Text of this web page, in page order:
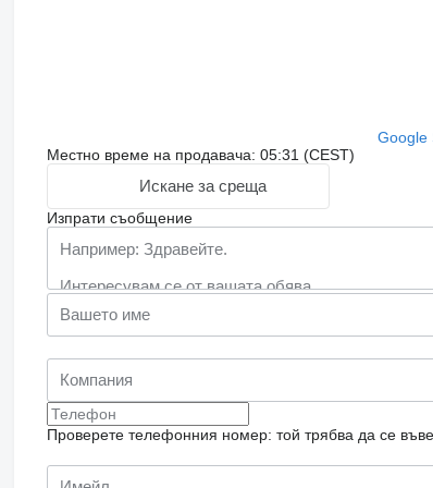
Google
Местно време на продавача: 05:31 (CEST)
Искане за среща
Изпрати съобщение
Проверете телефонния номер: той трябва да се